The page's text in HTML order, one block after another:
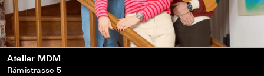
Atelier MDM
Rämistrasse 5